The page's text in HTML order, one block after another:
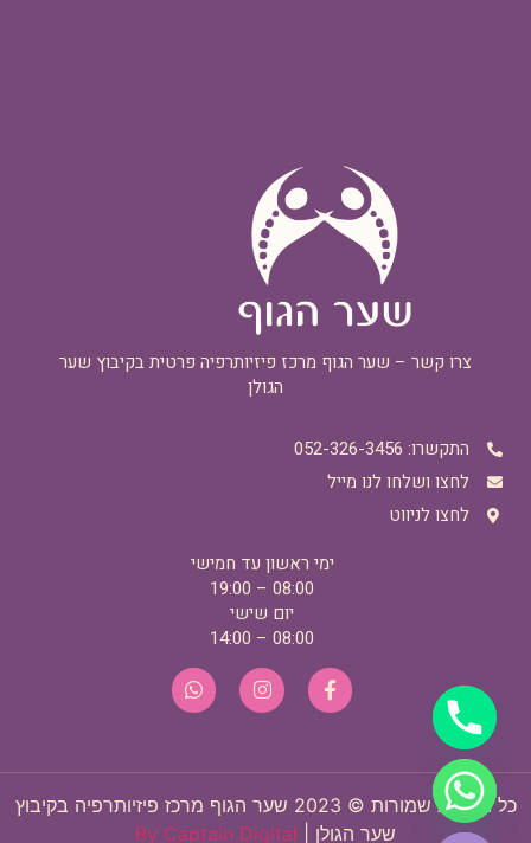
צרו קשר – שער הגוף מרכז פיזיותרפיה פרטית בקיבוץ שער
הגולן
התקשרו: 052-326-3456
לחצו ושלחו לנו מייל
לחצו לניווט
ימי ראשון עד חמישי
08:00 – 19:00
יום שישי
08:00 – 14:00
כל הזכויות שמורות © 2023 שער הגוף מרכז פיזיותרפיה בקיבוץ
שער הגולן | By Captain Digital
Hide